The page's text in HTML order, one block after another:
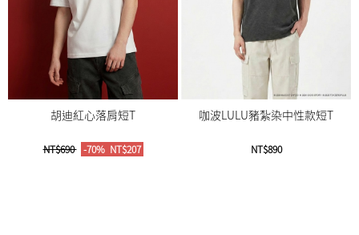
胡迪紅心落肩短T
NT$690 -70% NT$207
咖波LULU豬紮染中性款短T
NT$890